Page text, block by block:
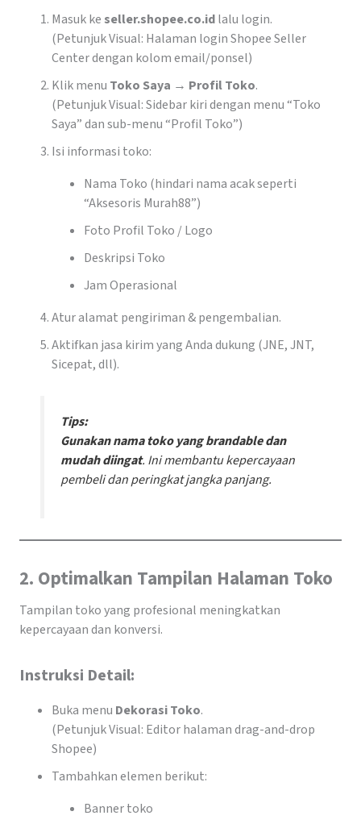
Masuk ke seller.shopee.co.idlalu login.
(Petunjuk Visual: Halaman login Shopee Seller
Center dengan kolom email/ponsel)
Klik menu Toko Saya → Profil Toko.
(Petunjuk Visual: Sidebar kiri dengan menu “Toko
Saya” dan sub-menu “Profil Toko”)
Isi informasi toko:
Nama Toko (hindari nama acak seperti
“Aksesoris Murah88”)
Foto Profil Toko / Logo
Deskripsi Toko
Jam Operasional
Atur alamat pengiriman & pengembalian.
Aktifkan jasa kirim yang Anda dukung (JNE, JNT,
Sicepat, dll).
Tips:
Gunakan nama toko yang brandable dan
mudah diingat. Ini membantu kepercayaan
pembeli dan peringkat jangka panjang.
2. Optimalkan Tampilan Halaman Toko
Tampilan toko yang profesional meningkatkan
kepercayaan dan konversi.
Instruksi Detail:
Buka menu Dekorasi Toko.
(Petunjuk Visual: Editor halaman drag-and-drop
Shopee)
Tambahkan elemen berikut:
Banner toko